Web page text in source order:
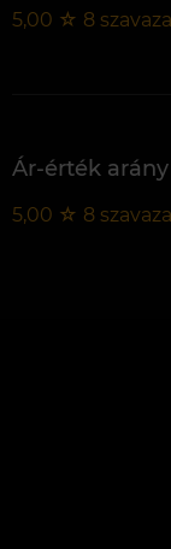
5,00 ☆ 8
Ár-érték
5,00 ☆ 8